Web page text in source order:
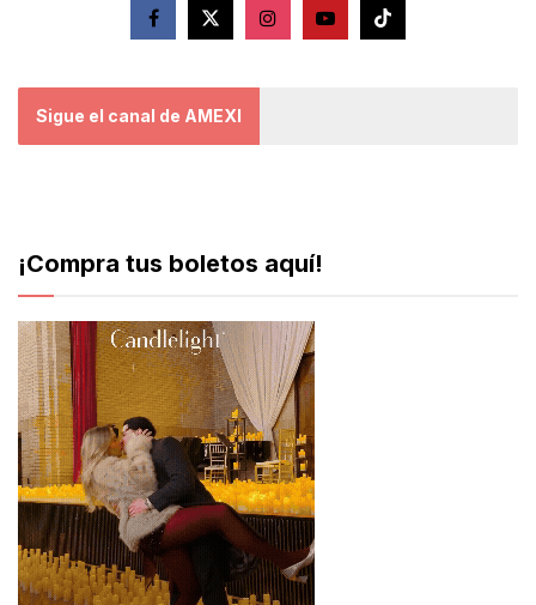
Sigue el canal de AMEXI
¡Compra tus boletos aquí!